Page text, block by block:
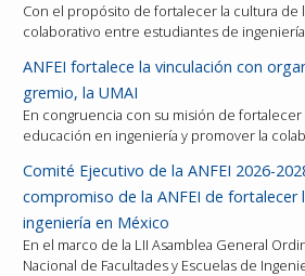
Con el propósito de fortalecer la cultura de
colaborativo entre estudiantes de
ANFEI fortalece la vinculación con
gremio, la UMAI
En congruencia con su misión de fortalecer
educación en ingeniería y promover la
Comité Ejecutivo de la ANFEI 2026-
compromiso de la ANFEI de fortalecer
ingeniería en México
En el marco de la LII Asamblea General
Nacional de Facultades y Escuelas de